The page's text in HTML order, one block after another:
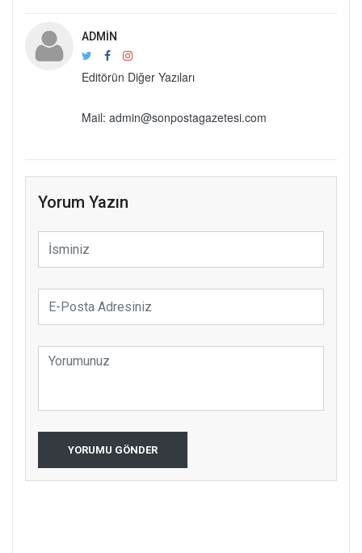
ADMIN
Editörün Diğer Yazıları
Mail: admin@sonpostagazetesi.com
Yorum Yazın
YORUMU GÖNDER